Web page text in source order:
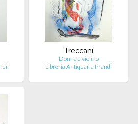
Treccani
Donna e violino
Libreria Antiquaria Prandi